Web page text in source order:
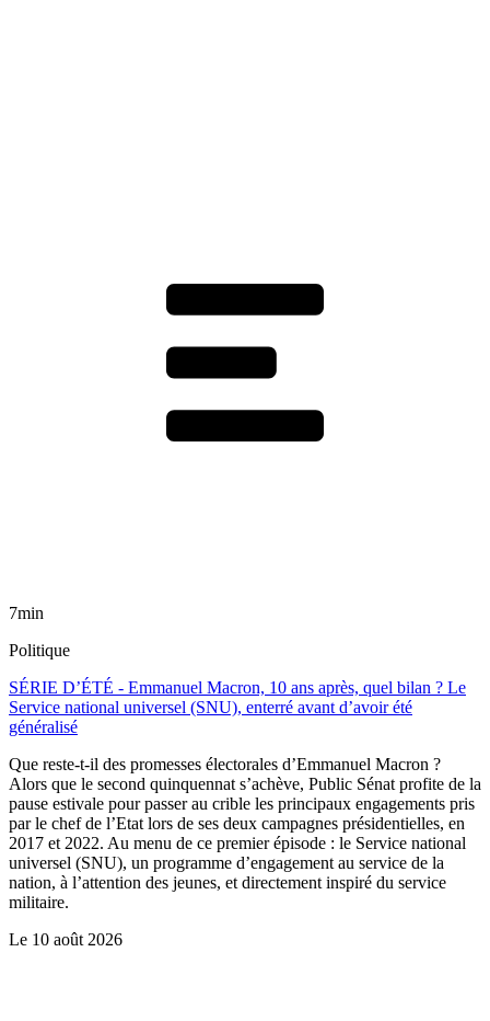
7min
Politique
SÉRIE D’ÉTÉ - Emmanuel Macron, 10 ans après, quel bilan ? Le
Service national universel (SNU), enterré avant d’avoir été
généralisé
Que reste-t-il des promesses électorales d’Emmanuel Macron ?
Alors que le second quinquennat s’achève, Public Sénat profite de la
pause estivale pour passer au crible les principaux engagements pris
par le chef de l’Etat lors de ses deux campagnes présidentielles, en
2017 et 2022. Au menu de ce premier épisode : le Service national
universel (SNU), un programme d’engagement au service de la
nation, à l’attention des jeunes, et directement inspiré du service
militaire.
Le 10 août 2026